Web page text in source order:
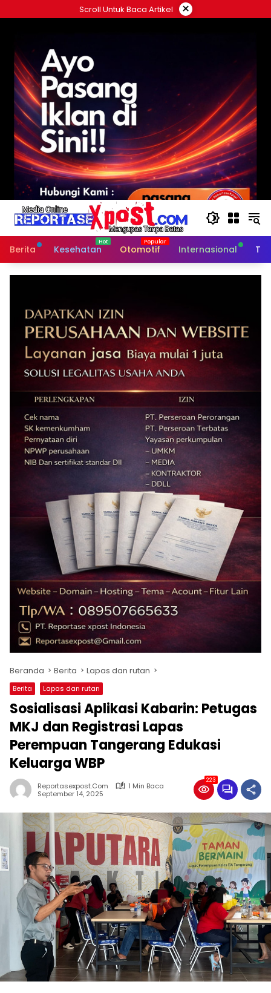
ke
Scroll Untuk Baca Artikel ×
Berita Kesehatan Otomotif Internasional
Beranda Berita Lapas dan rutan
Berita Lapas dan rutan
Sosialisasi Aplikasi Kabarin: Petugas
MKJ dan Registrasi Lapas
Perempuan Tangerang Edukasi
Keluarga WBP
Reportasexpost.com
1 Min Baca
September 14, 2025
223